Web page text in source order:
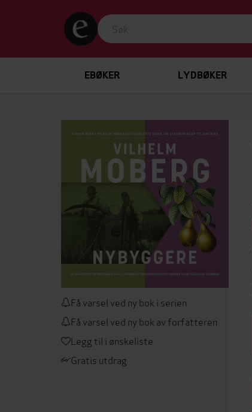
EBØKER LYDBØKER
Få varsel ved ny bok i serien
Få varsel ved ny bok av forfatteren
Legg til i ønskeliste
Gratis utdrag